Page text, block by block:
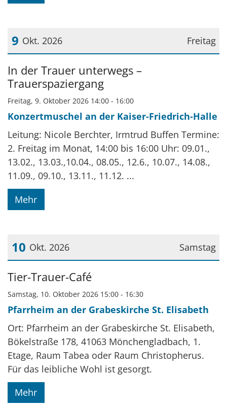
Freitag
9 Okt. 2026
Datum: 9. Oktober 2026
In der Trauer unterwegs –
Trauerspaziergang
Freitag, 9. Oktober 2026 14:00 - 16:00
Konzertmuschel an der Kaiser-Friedrich-Halle
Leitung: Nicole Berchter, Irmtrud Buffen Termine:
2. Freitag im Monat, 14:00 bis 16:00 Uhr: 09.01.,
13.02., 13.03.,10.04., 08.05., 12.6., 10.07., 14.08.,
11.09., 09.10., 13.11., 11.12. ...
Mehr
Samstag
10 Okt. 2026
Datum: 10. Oktober 2026
Tier-Trauer-Café
Samstag, 10. Oktober 2026 15:00 - 16:30
Pfarrheim an der Grabeskirche St. Elisabeth
Ort: Pfarrheim an der Grabeskirche St. Elisabeth,
Bökelstraße 178, 41063 Mönchengladbach, 1.
Etage, Raum Tabea oder Raum Christopherus.
Für das leibliche Wohl ist gesorgt.
Mehr